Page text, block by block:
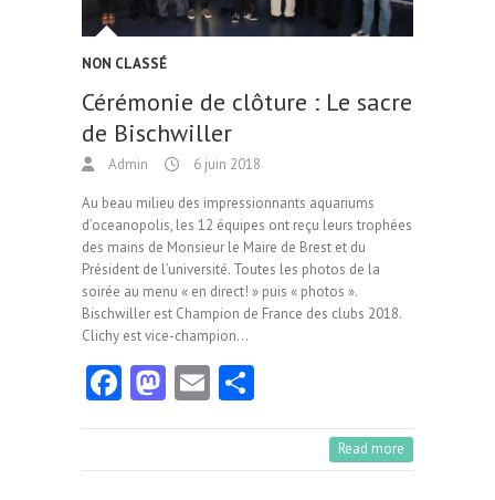
NON CLASSÉ
Cérémonie de clôture : Le sacre
de Bischwiller
Admin 6 juin 2018
Au beau milieu des impressionnants aquariums
d’oceanopolis, les 12 équipes ont reçu leurs trophées
des mains de Monsieur le Maire de Brest et du
Président de l’université. Toutes les photos de la
soirée au menu « en direct! » puis « photos ».
Bischwiller est Champion de France des clubs 2018.
Clichy est vice-champion…
Fa
ce
M
as
E
m rt
Read more